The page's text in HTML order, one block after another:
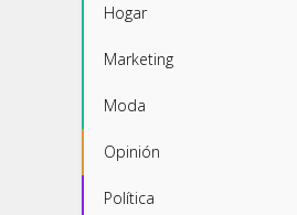
Hogar
Marketing
Moda
Opinión
Política